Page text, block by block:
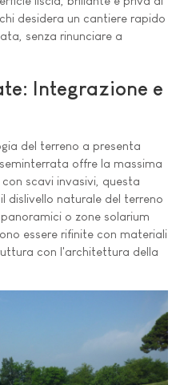
desidera un cantiere rapido
senza rinunciare a
Integrazione e
del terreno a presenta
offre la massima
scavi invasivi, questa
dislivello naturale del terreno
o zone solarium
essere rifinite con materiali
con l'architettura della